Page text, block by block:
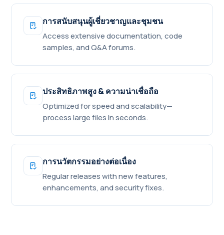
การสนับสนุนผู้เชี่ยวชาญและชุมชน
Access extensive documentation, code
samples, and Q&A forums.
ประสิทธิภาพสูง & ความน่าเชื่อถือ
Optimized for speed and scalability—
process large files in seconds.
การนวัตกรรมอย่างต่อเนื่อง
Regular releases with new features,
enhancements, and security fixes.